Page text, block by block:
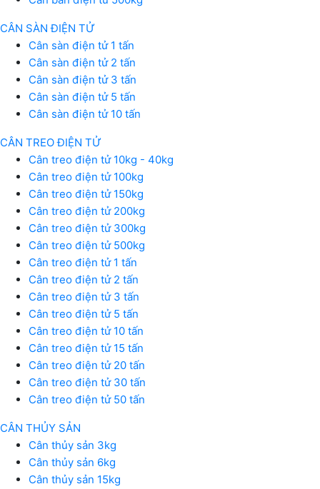
CÂN SÀN ĐIỆN TỬ
Cân sàn điện tử 1 tấn
Cân sàn điện tử 2 tấn
Cân sàn điện tử 3 tấn
Cân sàn điện tử 5 tấn
Cân sàn điện tử 10 tấn
CÂN TREO ĐIỆN TỬ
Cân treo điện tử 10kg - 40kg
Cân treo điện tử 100kg
Cân treo điện tử 150kg
Cân treo điện tử 200kg
Cân treo điện tử 300kg
Cân treo điện tử 500kg
Cân treo điện tử 1 tấn
Cân treo điện tử 2 tấn
Cân treo điện tử 3 tấn
Cân treo điện tử 5 tấn
Cân treo điện tử 10 tấn
Cân treo điện tử 15 tấn
Cân treo điện tử 20 tấn
Cân treo điện tử 30 tấn
Cân treo điện tử 50 tấn
CÂN THỦY SẢN
Cân thủy sản 3kg
Cân thủy sản 6kg
Cân thủy sản 15kg